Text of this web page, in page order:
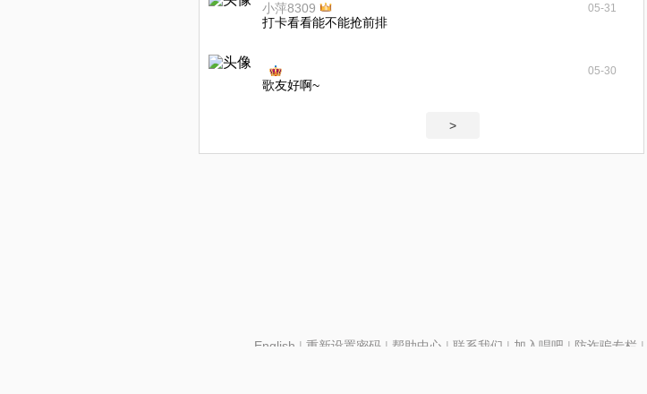
小萍8309 05-31
打卡看看能不能抢前排
05-30
歌友好啊~
>
English | 重新设置密码| 帮助中心 | 联系我们 | 加入唱吧 | 防诈骗专栏 |